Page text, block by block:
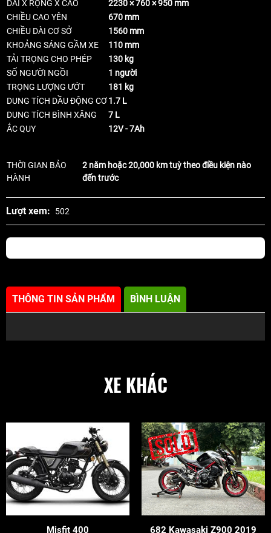
DÀI X RỘNG X CAO
2230 × 760 × 950 mm
CHIỀU CAO YÊN
670 mm
CHIỀU DÀI CƠ SỞ
1560 mm
KHOẢNG SÁNG GẦM XE
110 mm
TẢI TRỌNG CHO PHÉP
130 kg
SỐ NGƯỜI NGỒI
1 người
TRỌNG LƯỢNG ƯỚT
181 kg
DUNG TÍCH DẦU ĐỘNG CƠ1.7 L
DUNG TÍCH BÌNH XĂNG
7 L
ẮC QUY
12V - 7Ah
THỜI GIAN BẢO
HÀNH
2 năm hoặc 20,000 km tuỳ theo điều kiện nào
đến trước
Lượt xem: 502
THÔNG TIN SẢN PHẨM BÌNH LUẬN
XE KHÁC
Misfit 400
682 Kawasaki Z900 2019